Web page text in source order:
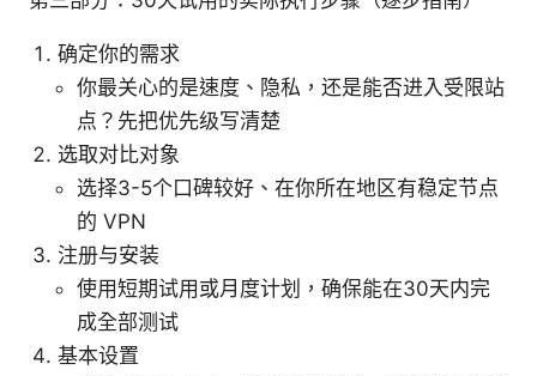
确定你的需求
你最关心的是速度、隐私，还是能否进入受限站
点？先把优先级写清楚
选取对比对象
选择3-5个口碑较好、在你所在地区有稳定节点
的 VPN
注册与安装
使用短期试用或月度计划，确保能在30天内完
成全部测试
基本设置